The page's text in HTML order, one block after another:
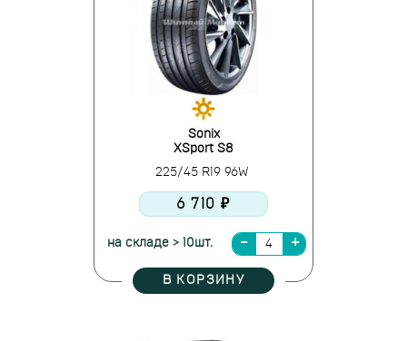
Sonix
XSport S8
225/45 R19 96W
6 710 ₽
на складе > 10шт.
В КОРЗИНУ